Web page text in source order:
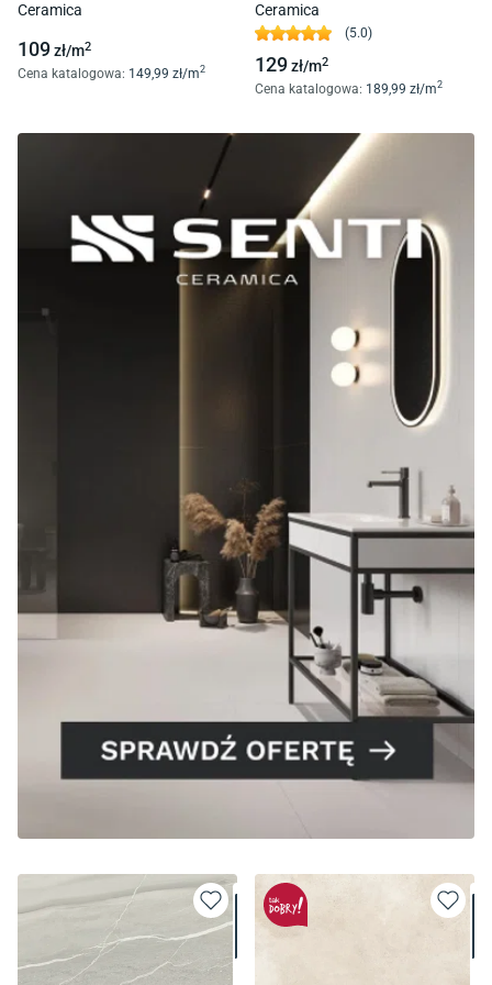
Ceramica
109zł/m2
Cena katalogowa: 149 ,99 zł/m2
Ceramica
(5.0)
129zł/m2
Cena katalogowa: 189 ,99 zł/m2